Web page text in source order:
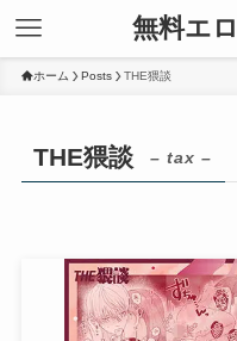
無料エ
ホーム Posts THE猥談
THE猥談 – tax –